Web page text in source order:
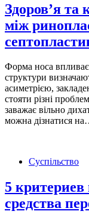
Здоров’я та
між
Форма носа
структури
асиметрією,
стояти різні
заважає вільно
можна дізнатися
Суспільство
5
средства